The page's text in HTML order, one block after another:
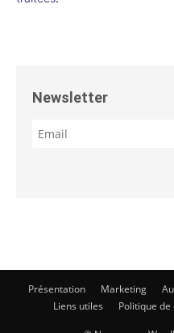
Newsletter
Présentation Marketing
Liens utiles
Politique